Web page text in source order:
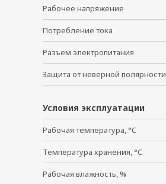
Рабочее напряжение
Потребление тока
Разъем электропитания
Защита от неверной полярности
Условия эксплуатации
Рабочая температура, °C
Температура хранения, °C
Рабочая влажность, %